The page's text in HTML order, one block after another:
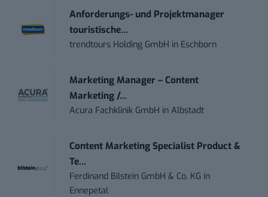
Anforderungs- und Projektmanager
touristische...
trendtours Holding GmbH in Eschborn
Marketing Manager – Content
Marketing /...
Acura Fachklinik GmbH inAlbstadt
Content Marketing Specialist Product &
Te...
Ferdinand Bilstein GmbH & Co. KG in
Ennepetal